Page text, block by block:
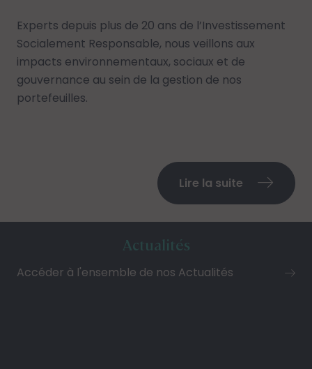
Experts depuis plus de 20 ans de l’Investissement
Socialement Responsable, nous veillons aux
impacts environnementaux, sociaux et de
gouvernance au sein de la gestion de nos
portefeuilles.
Lire la suite
Actualités
Accéder à l'ensemble de nos Actualités